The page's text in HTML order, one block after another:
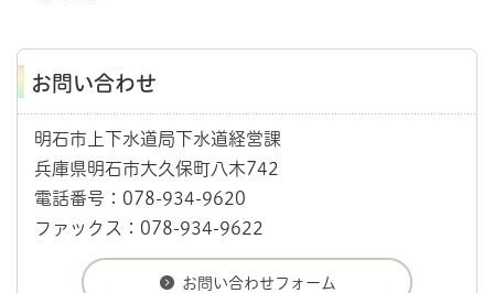
お問い合わせ
明石市上下水道局下水道経営課
兵庫県明石市大久保町八木742
電話番号：078-934-9620
ファックス：078-934-9622